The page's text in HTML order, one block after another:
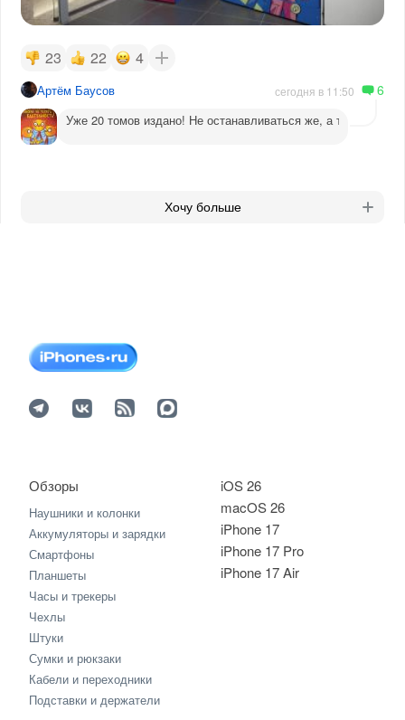
23 22 4
Артём Баусов сегодня в 11:50 6
Уже 20 томов издано! Не останавливаться же, а то
Хочу больше
iOS 26
macOS 26
iPhone 17
iPhone 17 Pro
iPhone 17 Air
Обзоры
Наушники и колонки
Аккумуляторы и зарядки
Смартфоны
Планшеты
Часы и трекеры
Чехлы
Штуки
Сумки и рюкзаки
Кабели и переходники
Подставки и держатели